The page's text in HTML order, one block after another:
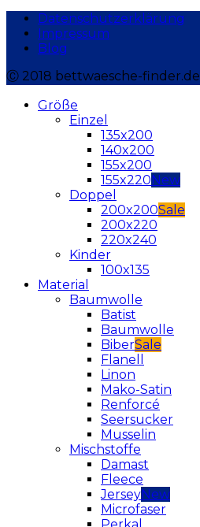
Datenschutzerklärung
Impressum
Blog
Ⓒ 2018 bettwaesche-finder.de
Größe
Einzel
135x200
140x200
155x200
155x220
Doppel
200x200
200x220
220x240
Kinder
100x135
Material
Baumwolle
Batist
Baumwolle
Biber
Flanell
Linon
Mako-Satin
Renforcé
Seersucker
Musselin
Mischstoffe
Damast
Fleece
Jersey
Microfaser